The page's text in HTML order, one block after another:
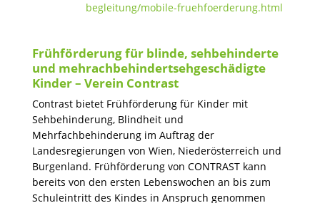
begleitung/mobile-fruehfoerderung.html
Frühförderung für blinde, sehbehinderte
und mehrachbehindertsehgeschädigte
Kinder – Verein Contrast
Contrast bietet Frühförderung für Kinder mit
Sehbehinderung, Blindheit und
Mehrfachbehinderung im Auftrag der
Landesregierungen von Wien, Niederösterreich und
Burgenland. Frühförderung von CONTRAST kann
bereits von den ersten Lebenswochen an bis zum
Schuleintritt des Kindes in Anspruch genommen